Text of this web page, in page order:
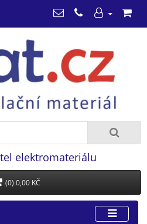
elektromateriálu
(0) 0,00 KČ